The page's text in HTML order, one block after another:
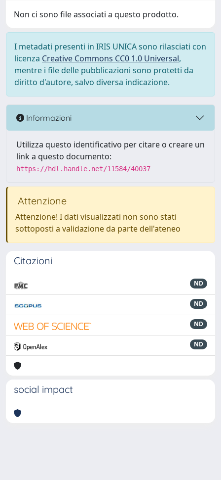
Non ci sono file associati a questo prodotto.
I metadati presenti in IRIS UNICA sono rilasciati con
licenza Creative Commons CC0 1.0 Universal,
mentre i file delle pubblicazioni sono protetti da
diritto d'autore, salvo diversa indicazione.
Informazioni
Utilizza questo identificativo per citare o creare un
link a questo documento:
https://hdl.handle.net/11584/40037
Attenzione
Attenzione! I dati visualizzati non sono stati
sottoposti a validazione da parte dell'ateneo
Citazioni
ND
ND
ND
ND
social impact